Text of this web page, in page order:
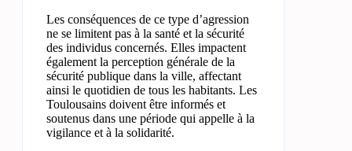
Les conséquences de ce type d’agression
ne se limitent pas à la santé et la sécurité
des individus concernés. Elles impactent
également la perception générale de la
sécurité publique dans la ville, affectant
ainsi le quotidien de tous les habitants. Les
Toulousains doivent être informés et
soutenus dans une période qui appelle à la
vigilance et à la solidarité.